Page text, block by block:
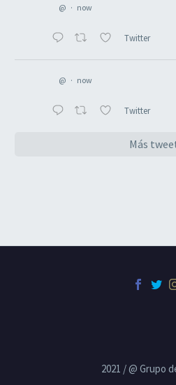
@ · now
Twitter
@ · now
Twitter
Más
2021 / @ Grupo